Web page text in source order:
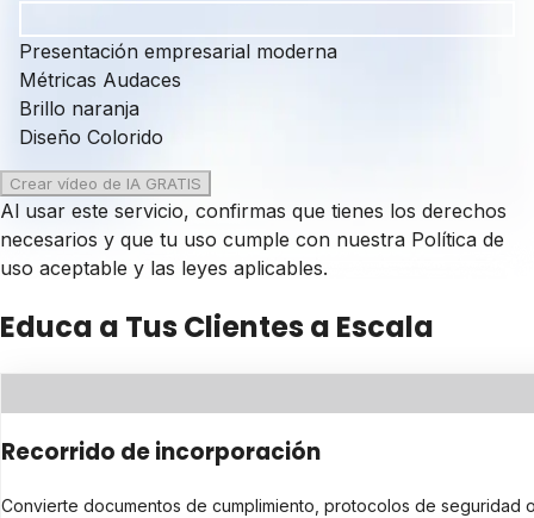
Presentación empresarial moderna
Métricas Audaces
Brillo naranja
Diseño Colorido
Crear vídeo de IA GRATIS
Al usar este servicio, confirmas que tienes los derechos
necesarios y que tu uso cumple con nuestra Política de
uso aceptable y las leyes aplicables.
Educa a Tus Clientes a Escala
Recorrido de incorporación
Convierte documentos de cumplimiento, protocolos de